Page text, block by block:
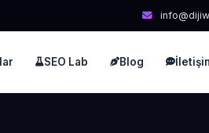
SEO Lab Blog